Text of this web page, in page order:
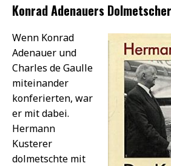
Konrad Adenauers
Wenn Konrad
Adenauer und
Charles de Gaulle
miteinander
konferierten, war
er mit dabei.
Hermann
Kusterer
dolmetschte mit